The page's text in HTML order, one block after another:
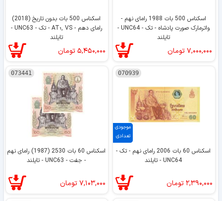
اسکناس 500 بات 1988 رامای نهم -
واترمارک صورت پادشاه - تک - UNC64 -
تایلند
۷,۰۰۰,۰۰۰ تومان
اسکناس 500 بات بدون تاریخ (2018)
رامای دهم - AT₁, VS - تک - UNC63 -
تایلند
۵,۴۵۰,۰۰۰تومان
موجودی
تعدادی
070939
اسکناس 60 بات 2006 رامای نهم - تک -
UNC64 - تایلند
۲,۳۹۰,۰۰۰تومان
073441
اسکناس 60 بات 2530 (1987) رامای نهم
- جفت - UNC63 - تایلند
۷,۱۰۳,۰۰۰ تومان